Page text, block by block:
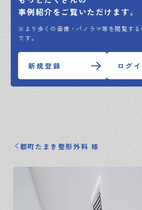
事例紹介をご覧いただけます。
※より多くの画像・パノラマ等を閲覧す
です。
新規登録 ログ
都町たまき整形外科 様